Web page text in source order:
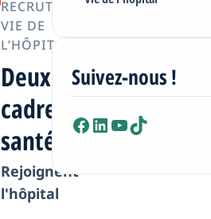
RECRUTEMENT
VIE DE
L’HÔPITAL
Deux
cadres de
santé
Rejoignent
l'hôpital
Suivez-nous !
Facebook
LinkedIn
YouTube
TikTok